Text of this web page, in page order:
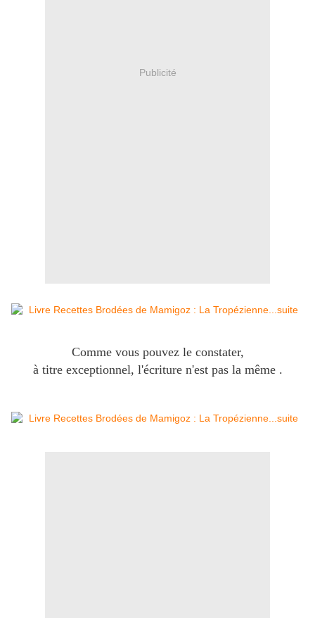
Publicité
Comme vous pouvez le constater,
à titre exceptionnel, l'écriture n'est pas la même .